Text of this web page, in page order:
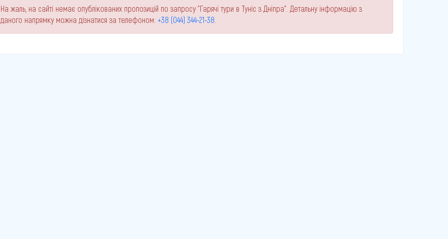
На жаль, на сайті немає опублікованих пропозицій по запросу "Гарячі тури в Туніс з Дніпра". Детальну інформацію з
даного напрямку можна дізнатися за телефоном: +38 (044) 344-21-38